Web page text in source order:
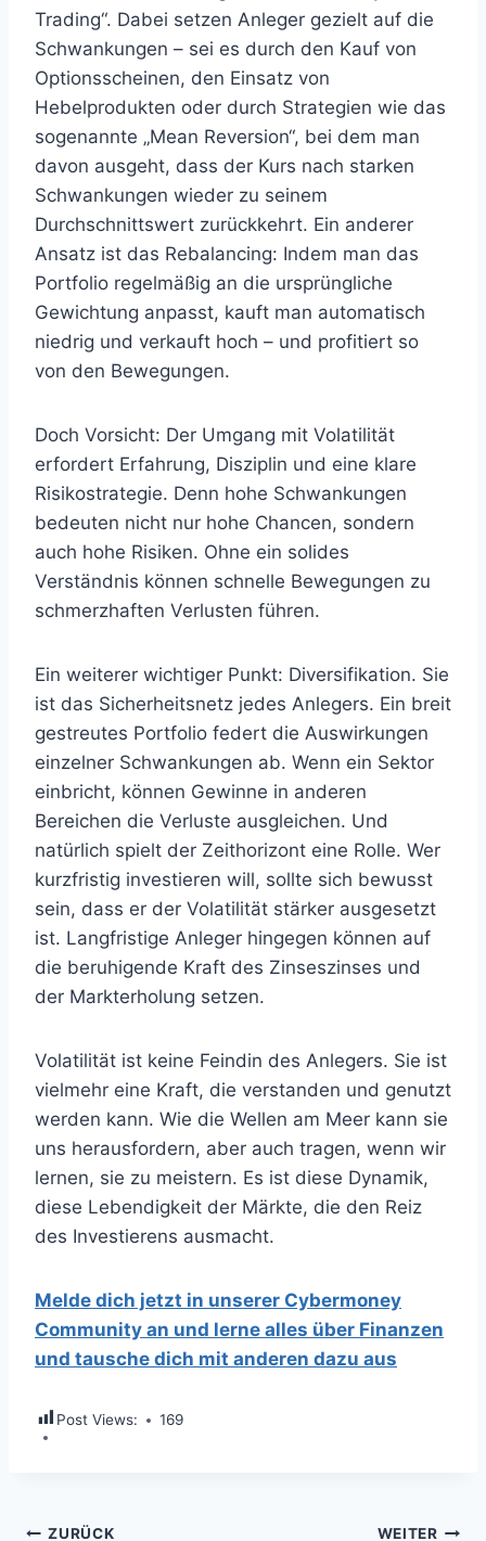
Trading“. Dabei setzen Anleger gezielt auf die
Schwankungen – sei es durch den Kauf von
Optionsscheinen, den Einsatz von
Hebelprodukten oder durch Strategien wie das
sogenannte „Mean Reversion“, bei dem man
davon ausgeht, dass der Kurs nach starken
Schwankungen wieder zu seinem
Durchschnittswert zurückkehrt. Ein anderer
Ansatz ist das Rebalancing: Indem man das
Portfolio regelmäßig an die ursprüngliche
Gewichtung anpasst, kauft man automatisch
niedrig und verkauft hoch – und profitiert so
von den Bewegungen.
Doch Vorsicht: Der Umgang mit Volatilität
erfordert Erfahrung, Disziplin und eine klare
Risikostrategie. Denn hohe Schwankungen
bedeuten nicht nur hohe Chancen, sondern
auch hohe Risiken. Ohne ein solides
Verständnis können schnelle Bewegungen zu
schmerzhaften Verlusten führen.
Ein weiterer wichtiger Punkt: Diversifikation. Sie
ist das Sicherheitsnetz jedes Anlegers. Ein breit
gestreutes Portfolio federt die Auswirkungen
einzelner Schwankungen ab. Wenn ein Sektor
einbricht, können Gewinne in anderen
Bereichen die Verluste ausgleichen. Und
natürlich spielt der Zeithorizont eine Rolle. Wer
kurzfristig investieren will, sollte sich bewusst
sein, dass er der Volatilität stärker ausgesetzt
ist. Langfristige Anleger hingegen können auf
die beruhigende Kraft des Zinseszinses und
der Markterholung setzen.
Volatilität ist keine Feindin des Anlegers. Sie ist
vielmehr eine Kraft, die verstanden und genutzt
werden kann. Wie die Wellen am Meer kann sie
uns herausfordern, aber auch tragen, wenn wir
lernen, sie zu meistern. Es ist diese Dynamik,
diese Lebendigkeit der Märkte, die den Reiz
des Investierens ausmacht.
Melde dich jetzt in unserer Cybermoney
Community an und lerne alles über Finanzen
und tausche dich mit anderen dazu aus
Post Views: 169
ZURÜCK WEITER